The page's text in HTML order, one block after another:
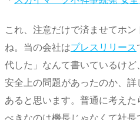
これ、注意だけで済ませてホ
ね。当の会社はプレスリリース
代した」なんて書いているけど
安全上の問題があったのか、
あると思います。普通に考え
べきなのは機長じゃなくて社長